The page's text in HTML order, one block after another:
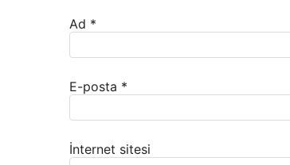
Ad *
E-posta *
İnternet sitesi